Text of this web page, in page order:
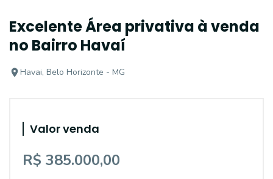
Excelente Área privativa à venda
no Bairro Havaí
Havai, Belo Horizonte - MG
Valor venda
R$ 385.000,00